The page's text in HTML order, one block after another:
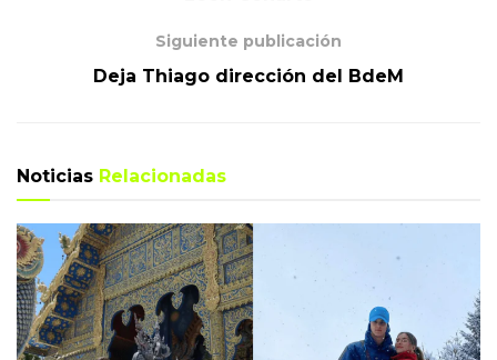
Siguiente publicación
Deja Thiago dirección del BdeM
Noticias Relacionadas